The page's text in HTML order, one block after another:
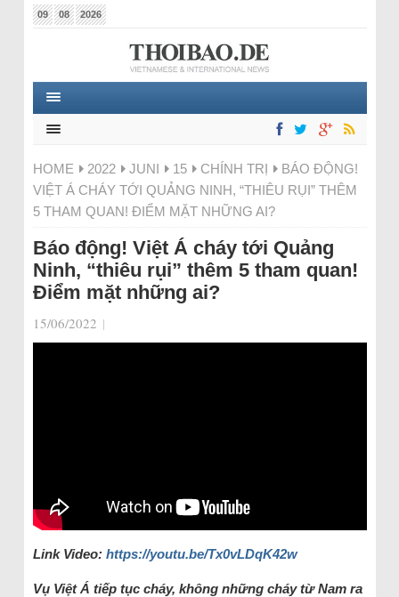
09 08 2026
HOME 2022 JUNI 15 CHÍNH TRỊ
BÁO ĐỘNG!
VIỆT Á CHÁY TỚI QUẢNG NINH, “THIÊU RỤI” THÊM
5 THAM QUAN! ĐIỂM MẶT NHỮNG AI?
Báo động! Việt Á cháy tới Quảng
Ninh, “thiêu rụi” thêm 5 tham quan!
Điểm mặt những ai?
15/06/2022 |
Link Video: https://youtu.be/Tx0vLDqK42w
Vụ ViệtÁ tiếp tục cháy, không những cháy từ Nam ra